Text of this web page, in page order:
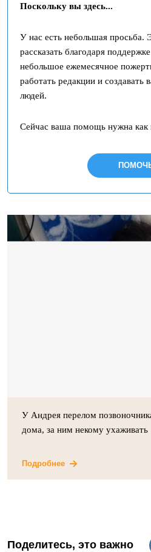
Поскольку вы здесь...
У нас есть небольшая просьба.
рассказать благодаря
небольшое ежемесячное
работать редакции и создавать
людей.
Сейчас ваша помощь нужна как
У Андрея перелом
дома, за ним некому ухаживать
Подробнее
Поделитесь, это важно